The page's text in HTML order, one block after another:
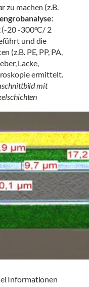
zu machen (z.B.
:
(-20 -300°C/ 2
und die
(z.B. PE, PP, PA,
Lacke,
ermittelt.
mit
Informationen